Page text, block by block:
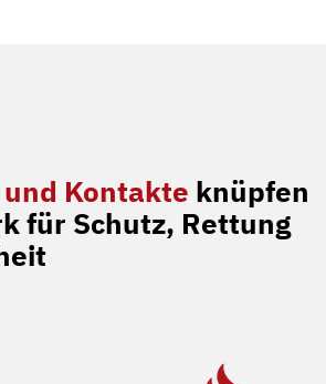
Kontakte knüpfen
für Schutz, Rettung